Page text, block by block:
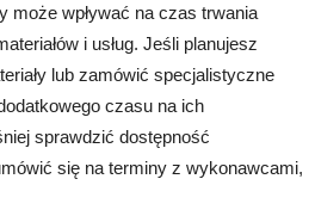
może wpływać na czas trwania
i usług. Jeśli planujesz
lub zamówić specjalistyczne
czasu na ich
sprawdzić dostępność
się na terminy z wykonawcami,